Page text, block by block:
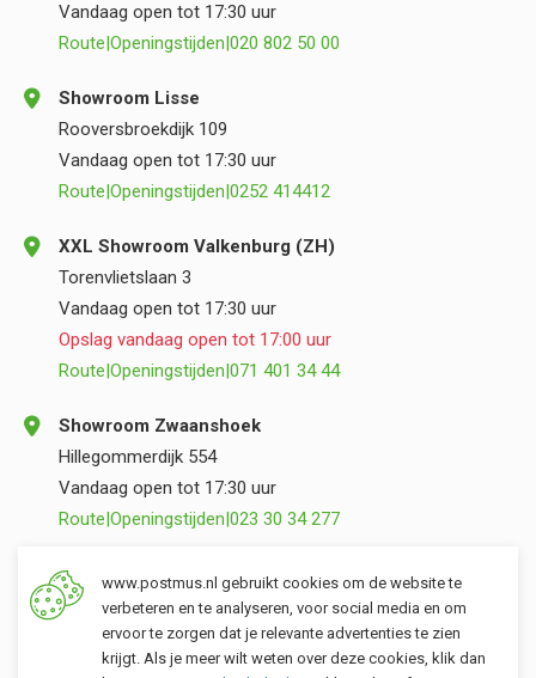
Vandaag open tot 17:30 uur
Route|Openingstijden|020 802 50 00
Showroom Lisse
Rooversbroekdijk 109
Vandaag open tot 17:30 uur
Route|Openingstijden|0252 414412
XXL Showroom Valkenburg (ZH)
Torenvlietslaan 3
Vandaag open tot 17:30 uur
Opslag vandaag open tot 17:00 uur
Route|Openingstijden|071 401 34 44
Showroom Zwaanshoek
Hillegommerdijk 554
Vandaag open tot 17:30 uur
Route|Openingstijden|023 30 34 277
Opslag Valkenburg (ZH)
Torenvlietslaan 3
Vandaag open tot 17:00 uur
Route|Openingstijden |071 401 34 44
www.postmus.nl gebruikt cookies om de website te
verbeteren en te analyseren, voor social media en om
ervoor te zorgen dat je relevante advertenties te zien
krijgt. Als je meer wilt weten over deze cookies, klik dan